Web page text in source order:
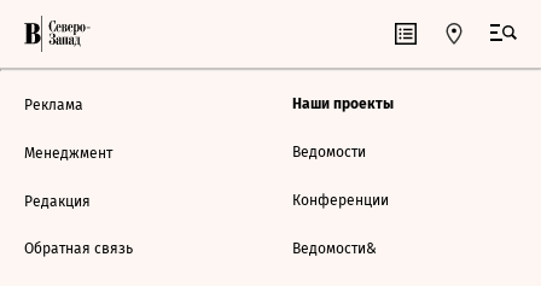
Реклама
Менеджмент
Редакция
Обратная связь
Наши проекты
Ведомости
Конференции
Ведомости&